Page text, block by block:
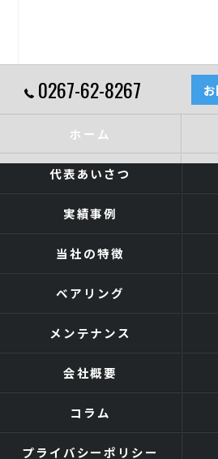
0267-62-8267
ホーム
代表あいさつ
実績事例
当社の特徴
ベアリング
メンテナンス
会社概要
コラム
プライバシーポリシー